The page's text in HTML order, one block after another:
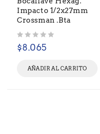
Impacto 1/2x27mm
Crossman .Bta
$8.065
AÑADIR AL CARRITO